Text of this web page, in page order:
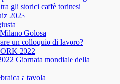
tra gli storici caffè torinesi
2023
Golosa
un colloquio di lavoro?
2022
Giornata mondiale della
a tavola